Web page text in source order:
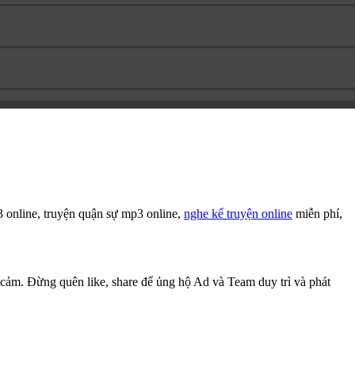
online, truyện quận sự mp3 online, nghe kể truyện online miễn phí,
Đừng quên like, share để ủng hộ Ad và Team duy trì và phát